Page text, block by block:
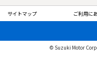
サイトマップ ご利用に
© Suzuki Motor